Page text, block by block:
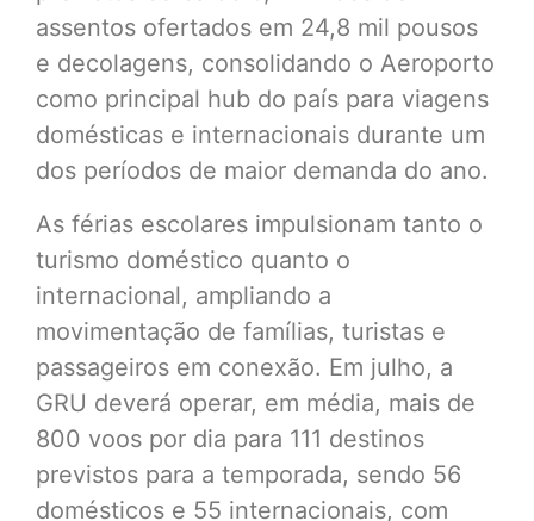
assentos ofertados em 24,8 mil pousos
e decolagens, consolidando o Aeroporto
como principal hub do país para viagens
domésticas e internacionais durante um
dos períodos de maior demanda do ano.
As férias escolares impulsionam tanto o
turismo doméstico quanto o
internacional, ampliando a
movimentação de famílias, turistas e
passageiros em conexão. Em julho, a
GRU deverá operar, em média, mais de
800 voos por dia para 111 destinos
previstos para a temporada, sendo 56
domésticos e 55 internacionais, com